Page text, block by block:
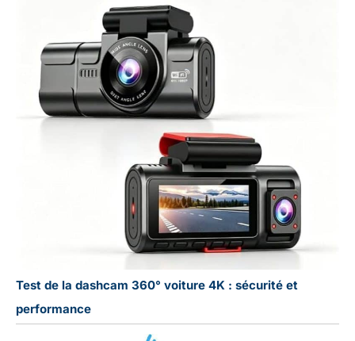
Test de la dashcam 360° voiture 4K : sécurité et
performance